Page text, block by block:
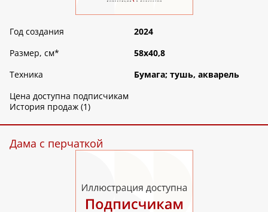
Год создания
2024
Размер, см*
58х40,8
Техника
Бумага; тушь, акварель
Цена доступна подписчикам
История продаж (1)
Дама с перчаткой